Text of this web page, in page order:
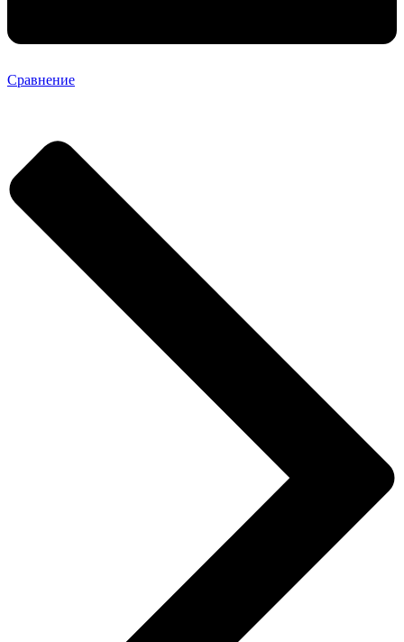
Сравнение